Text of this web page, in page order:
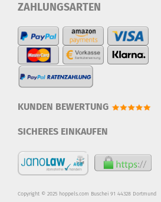
ZAHLUNGSARTEN
KUNDEN BEWERTUNG
SICHERES EINKAUFEN
Copyright © 2025 hoppels.com Buschei 91 44328 Dortmund